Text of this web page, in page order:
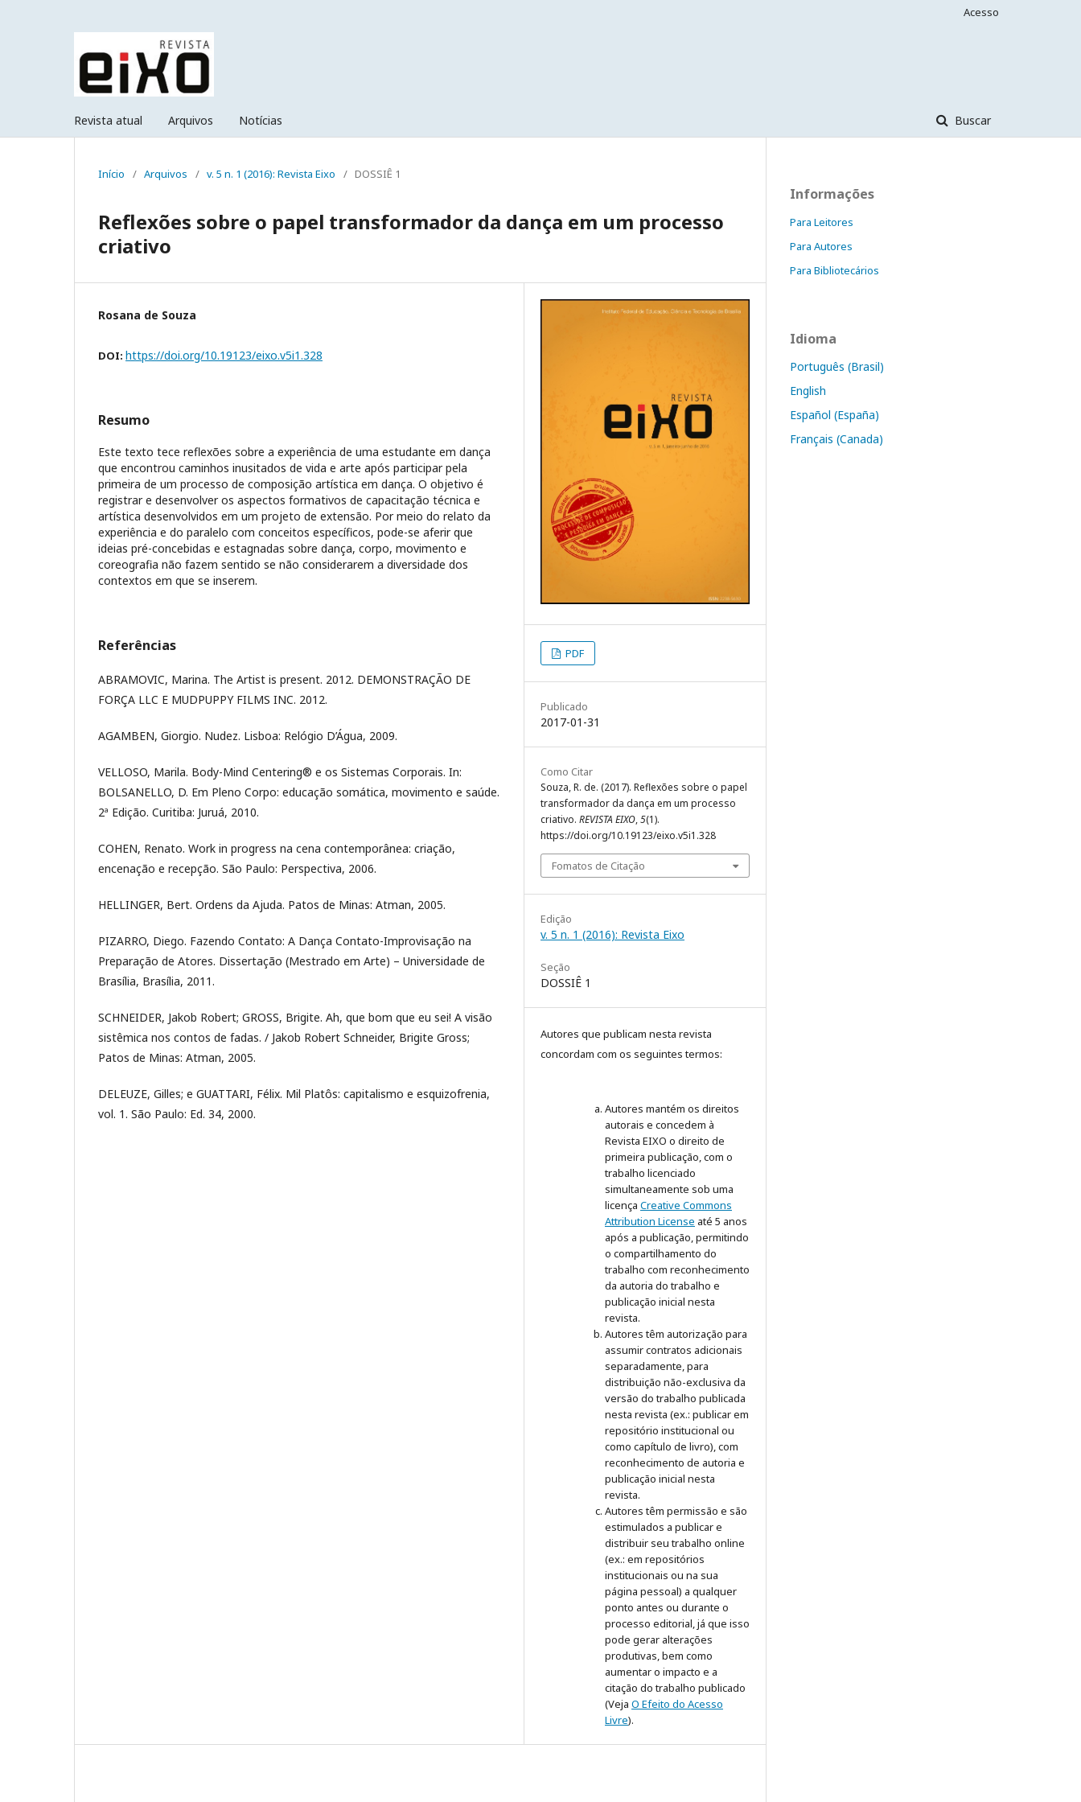
Revista atual Arquivos Notícias Buscar
Acesso
Início / Arquivos / v. 5 n. 1 (2016): Revista Eixo / DOSSIÊ 1
Reflexões sobre o papel transformador da dança em um processo
criativo
Rosana de Souza
DOI: https://doi.org/10.19123/eixo.v5i1.328
Resumo
Este texto tece reflexões sobre a experiência de uma estudante em dança
que encontrou caminhos inusitados de vida e arte após participar pela
primeira de um processo de composição artística em dança. O objetivo é
registrar e desenvolver os aspectos formativos de capacitação técnica e
artística desenvolvidos em um projeto de extensão. Por meio do relato da
experiência e do paralelo com conceitos específicos, pode-se aferir que
ideias pré-concebidas e estagnadas sobre dança, corpo, movimento e
coreografia não fazem sentido se não considerarem a diversidade dos
contextos em que se inserem.
Referências
ABRAMOVIC, Marina. The Artist is present. 2012. DEMONSTRAÇÃO DE
FORÇA LLC E MUDPUPPY FILMS INC. 2012.
AGAMBEN, Giorgio. Nudez. Lisboa: Relógio D’Água, 2009.
VELLOSO, Marila. Body-Mind Centering® e os Sistemas Corporais. In:
BOLSANELLO, D. Em Pleno Corpo: educação somática, movimento e saúde.
2ª Edição. Curitiba: Juruá, 2010.
COHEN, Renato. Work in progress na cena contemporânea: criação,
encenação e recepção. São Paulo: Perspectiva, 2006.
HELLINGER, Bert. Ordens da Ajuda. Patos de Minas: Atman, 2005.
PIZARRO, Diego. Fazendo Contato: A Dança Contato-Improvisação na
Preparação de Atores. Dissertação (Mestrado em Arte) – Universidade de
Brasília, Brasília, 2011.
SCHNEIDER, Jakob Robert; GROSS, Brigite. Ah, que bom que eu sei! A visão
sistêmica nos contos de fadas. / Jakob Robert Schneider, Brigite Gross;
Patos de Minas: Atman, 2005.
DELEUZE, Gilles; e GUATTARI, Félix. Mil Platôs: capitalismo e esquizofrenia,
vol. 1. São Paulo: Ed. 34, 2000.
PDF
Publicado
2017-01-31
Como Citar
Souza, R. de. (2017). Reflexões sobre o papel
transformador da dança em um processo
criativo. REVISTA EIXO,5(1).
https://doi.org/10.19123/eixo.v5i1.328
Fomatos de Citação
Edição
v. 5 n. 1 (2016): Revista Eixo
Seção
DOSSIÊ 1
Autores que publicam nesta revista
concordam com os seguintes termos:
Autores mantém os direitos
autorais e concedem à
Revista EIXO o direito de
primeira publicação, com o
trabalho licenciado
simultaneamente sob uma
licença Creative Commons
Attribution License até 5 anos
após a publicação, permitindo
o compartilhamento do
trabalho com reconhecimento
da autoria do trabalho e
publicação inicial nesta
revista.
Autores têm autorização para
assumir contratos adicionais
separadamente, para
distribuição não-exclusiva da
versão do trabalho publicada
nesta revista (ex.: publicar em
repositório institucional ou
como capítulo de livro), com
reconhecimento de autoria e
publicação inicial nesta
revista.
Autores têm permissão e são
estimulados a publicar e
distribuir seu trabalho online
(ex.: em repositórios
institucionais ou na sua
página pessoal) a qualquer
ponto antes ou durante o
processo editorial, já que isso
pode gerar alterações
produtivas, bem como
aumentar o impacto e a
citação do trabalho publicado
(Veja O Efeito do Acesso
Livre).
Informações
Para Leitores
Para Autores
Para Bibliotecários
Idioma
Português (Brasil)
English
Español (España)
Français (Canada)